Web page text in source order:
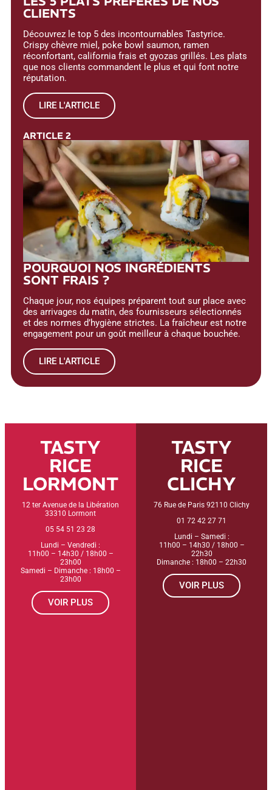
CLIENTS
Découvrez le top 5 des incontournables Tastyrice.
Crispy chèvre miel, poke bowl saumon, ramen
réconfortant, california frais et gyozas grillés. Les plats
que nos clients commandent le plus et qui font notre
réputation.
LIRE L'ARTICLE
ARTICLE 2
POURQUOI NOS INGRÉDIENTS
SONT FRAIS ?
Chaque jour, nos équipes préparent tout sur place avec
des arrivages du matin, des fournisseurs sélectionnés
et des normes d’hygiène strictes. La fraîcheur est notre
engagement pour un goût meilleur à chaque bouchée.
LIRE L'ARTICLE
TASTY
RICE
LORMONT
12 ter Avenue de la Libération
33310 Lormont
05 54 51 23 28
Lundi – Vendredi :
11h00 – 14h30 / 18h00 –
23h00
Samedi – Dimanche : 18h00 –
23h00
VOIR PLUS
TASTY
RICE
CLICHY
76 Rue de Paris 92110 Clichy
01 72 42 27 71
Lundi – Samedi :
11h00 – 14h30 / 18h00 –
22h30
Dimanche : 18h00 – 22h30
VOIR PLUS